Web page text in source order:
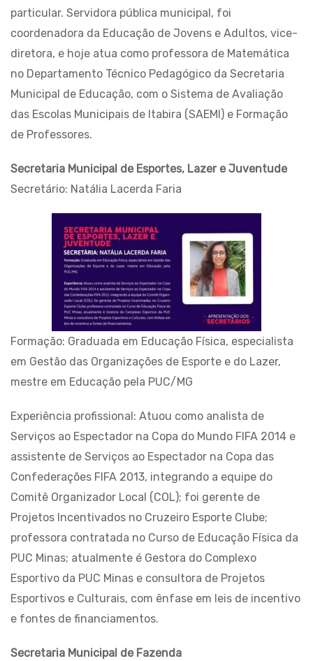
particular. Servidora pública municipal, foi
coordenadora da Educação de Jovens e Adultos, vice-
diretora, e hoje atua como professora de Matemática
no Departamento Técnico Pedagógico da Secretaria
Municipal de Educação, com o Sistema de Avaliação
das Escolas Municipais de Itabira (SAEMI) e Formação
de Professores.
Secretaria Municipal de Esportes, Lazer e Juventude
Secretário: Natália Lacerda Faria
Formação: Graduada em Educação Física, especialista
em Gestão das Organizações de Esporte e do Lazer,
mestre em Educação pela PUC/MG
Experiência profissional: Atuou como analista de
Serviços ao Espectador na Copa do Mundo FIFA 2014 e
assistente de Serviços ao Espectador na Copa das
Confederações FIFA 2013, integrando a equipe do
Comitê Organizador Local (COL); foi gerente de
Projetos Incentivados no Cruzeiro Esporte Clube;
professora contratada no Curso de Educação Física da
PUC Minas; atualmente é Gestora do Complexo
Esportivo da PUC Minas e consultora de Projetos
Esportivos e Culturais, com ênfase em leis de incentivo
e fontes de financiamentos.
Secretaria Municipal de Fazenda